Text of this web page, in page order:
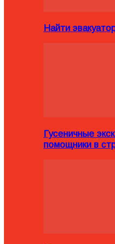
Найти
Гусеничные
помощники в